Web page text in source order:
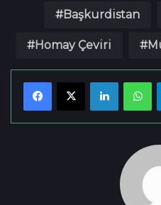
Başkurdistan
Homay Çeviri
LinkedIn